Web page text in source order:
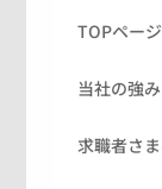
TOPページ
当社の強み
求職者さ